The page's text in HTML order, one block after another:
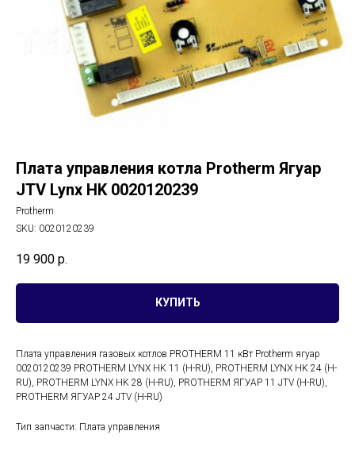
Плата управления котла Protherm Ягуар
JTV Lynx HK 0020120239
Protherm
SKU: 0020120239
19 900 р.
КУПИТЬ
Плата управления газовых котлов PROTHERM 11 кВт Protherm ягуар
0020120239 PROTHERM LYNX HK 11 (H-RU), PROTHERM LYNX HK 24 (H-
RU), PROTHERM LYNX HK 28 (H-RU), PROTHERM ЯГУАР 11 JTV (H-RU),
PROTHERM ЯГУАР 24 JTV (H-RU)
Тип запчасти: Плата управления